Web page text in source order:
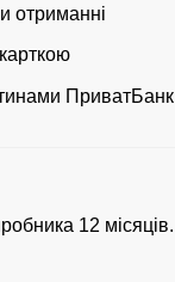
отриманні
ПриватБанк
12 місяців.